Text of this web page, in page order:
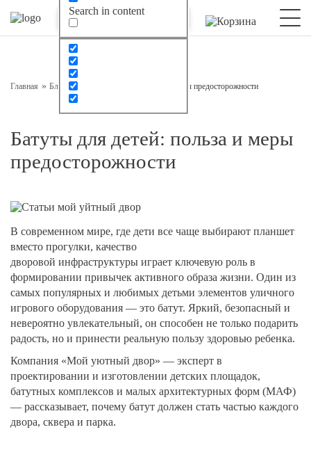
Search in content
Главная Блог Батуты для детей: польза и меры предосторожности
Батуты для детей: польза и меры
предосторожности
В современном мире, где дети все чаще выбирают планшет
вместо прогулки, качество
дворовой инфраструктуры играет ключевую роль в
формировании привычек активного образа жизни. Один из
самых популярных и любимых детьми элементов уличного
игрового оборудования — это батут. Яркий, безопасный и
невероятно увлекательный, он способен не только подарить
радость, но и принести реальную пользу здоровью ребенка.
Компания «Мой уютный двор» — эксперт в
проектировании и изготовлении детских площадок,
батутных комплексов и малых архитектурных форм (МАФ)
— рассказывает, почему батут должен стать частью каждого
двора, сквера и парка.
Оставьте заявку на консультацию
Наш менеджер свяжется с вами в ближайшее время
Подтверждаю свое согласие с
персональных данных
Отправить